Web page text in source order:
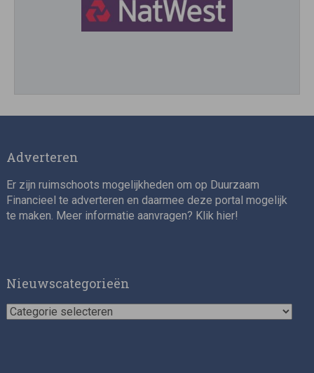
Director, Impact Investing
Adverteren
Er zijn ruimschoots mogelijkheden om op Duurzaam
Financieel te adverteren en daarmee deze portal mogelijk
te maken. Meer informatie aanvragen? Klik hier!
Nieuwscategorieën
Nieuwscategorieën